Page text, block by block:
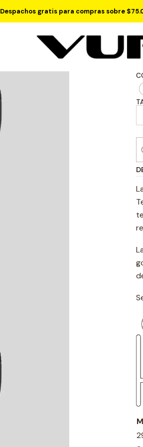
Despachos gratis para compras sobre
Inicio Compresion Rodilleras